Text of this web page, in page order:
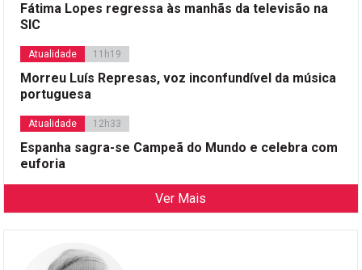
Fátima Lopes regressa às manhãs da televisão na
SIC
Atualidade 11h19
Morreu Luís Represas, voz inconfundível da música
portuguesa
Atualidade 12h33
Espanha sagra-se Campeã do Mundo e celebra com
euforia
Ver Mais